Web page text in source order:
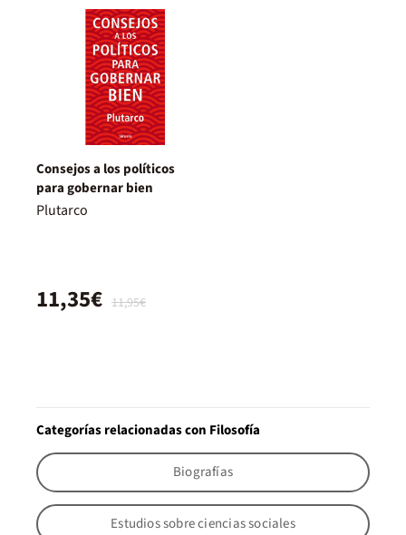
Consejos a los políticos
para gobernar bien
Plutarco
11,95€
11,35€
Categorías relacionadas con Filosofía
Biografías
Estudios sobre ciencias sociales